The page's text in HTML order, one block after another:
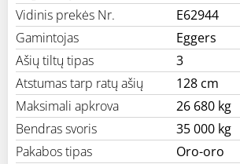
Vidinis prekės Nr.
E62944
Gamintojas
Eggers
Ašių tiltų tipas
3
Atstumas tarp ratų ašių
128 cm
Maksimali apkrova
26 680 kg
Bendras svoris
35 000 kg
Pakabos tipas
Oro-oro